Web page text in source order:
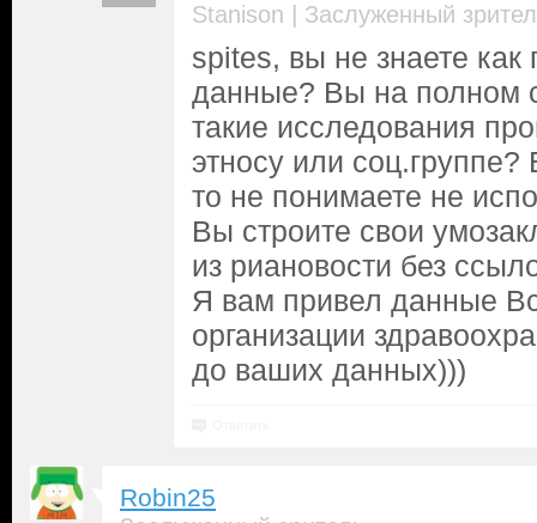
Stanison | Заслуженный
spites, вы не знаете как
данные? Вы на полном
такие исследования
этносу или
то не понимаете не
Вы строите свои
из риановости без
Я вам привел данные
организации
до ваших данных)))
Robin25